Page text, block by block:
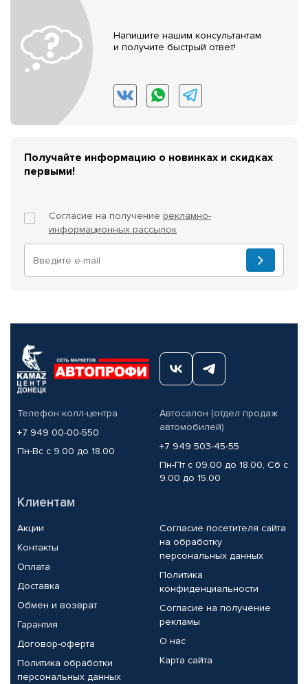
Напишите нашим консультантам
и получите быстрый ответ!
Получайте информацию о новинках и скидках
первыми!
Согласие на получение рекламно-
информационных рассылок
Телефон колл-центра
+7 949 00-00-550
Пн-Вс с 9.00 до 18.00
Автосалон (отдел продаж
автомобилей)
+7 949 503-45-55
Пн-Пт с 09.00 до 18.00, Сб с
9.00 до 15.00
Клиентам
Акции
Контакты
Оплата
Доставка
Обмен и возврат
Гарантия
Договор-оферта
Политика обработки
персональных данных
Согласие посетителя сайта
на обработку
персональных данных
Политика
конфиденциальности
Согласие на получение
рекламы
О нас
Карта сайта